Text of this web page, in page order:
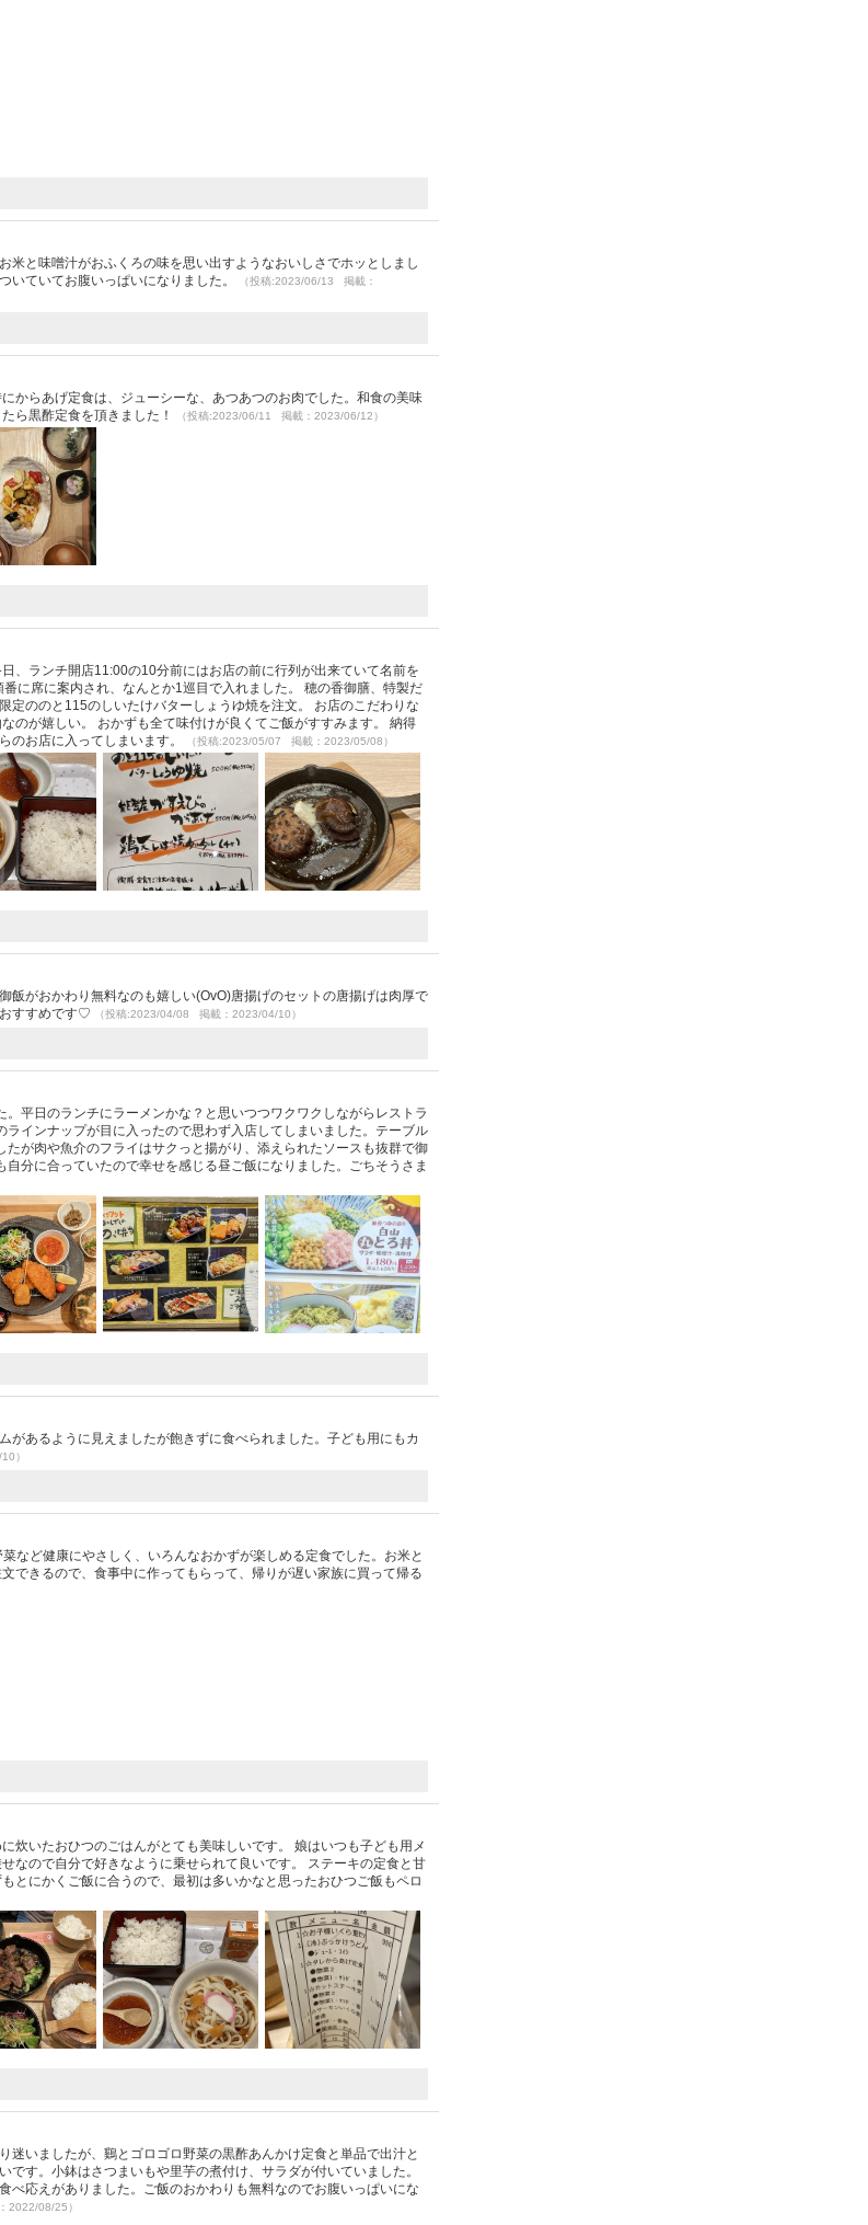
と味噌汁がおふくろの味を思い出すようなおいしさでホッとしまし
いていてお腹いっぱいになりました。
（投稿:2023/06/13 掲載：
からあげ定食は、ジューシーな、あつあつのお肉でした。和食の美味
ら黒酢定食を頂きました！
（投稿:2023/06/11 掲載：2023/06/12）
、ランチ開店11:00の10分前にはお店の前に行列が出来ていて名前を
に席に案内され、なんとか1巡目で入れました。 穂の香御膳、特製だ
定ののと115のしいたけバターしょうゆ焼を注文。 お店のこだわりな
のが嬉しい。 おかずも全て味付けが良くてご飯がすすみます。 納得
のお店に入ってしまいます。
（投稿:2023/05/07 掲載：2023/05/08）
がおかわり無料なのも嬉しい(OvO)唐揚げのセットの唐揚げは肉厚で
すすめです♡
（投稿:2023/04/08 掲載：2023/04/10）
平日のランチにラーメンかな？と思いつつワクワクしながらレストラ
インナップが目に入ったので思わず入店してしまいました。テーブル
が肉や魚介のフライはサクっと揚がり、添えられたソースも抜群で御
分に合っていたので幸せを感じる昼ご飯になりました。ごちそうさま
あるように見えましたが飽きずに食べられました。子ども用にもカ
）
など健康にやさしく、いろんなおかずが楽しめる定食でした。お米と
できるので、食事中に作ってもらって、帰りが遅い家族に買って帰る
炊いたおひつのごはんがとても美味しいです。 娘はいつも子ども用メ
なので自分で好きなように乗せられて良いです。 ステーキの定食と甘
とにかくご飯に合うので、最初は多いかなと思ったおひつご飯もペロ
いましたが、鷄とゴロゴロ野菜の黒酢あんかけ定食と単品で出汁と
す。小鉢はさつまいもや里芋の煮付け、サラダが付いていました。
応えがありました。ご飯のおかわりも無料なのでお腹いっぱいにな
2022/08/25）